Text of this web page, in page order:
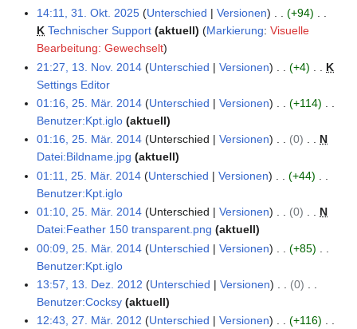
3
O
b
0
14:11, 31. Okt. 2025 Unterschied Versionen
+94
K Technischer Support
K
e
i
n
e
B
e
a
r
b
e
aktuell Markierung:Visuelle
Bearbeitung: Gewechselt
1
o
e
b
21:27, 13. Nov. 2014 Unterschied Versionen +4
K
Settings Editor
K
e
i
n
e
B
e
a
r
b
2
ä
0
4
01:16, 25. Mär. 2014 Unterschied Versionen
+114
Benutzer:Kpt.iglo
K
e
i
n
e
B
e
a
r
b
aktuell
01:16, 25. Mär. 2014
Unterschied Versionen 0
N
Datei:Bildname.jpg
K
e
i
n
e
B
e
a
r
aktuell
01:11, 25. Mär. 2014
Unterschied Versionen
+44
Benutzer:Kpt.iglo
K
e
i
n
e
B
e
01:10, 25. Mär. 2014 Unterschied Versionen 0
N
Datei:Feather 150 transparent.png
K
e
i
n
e
aktuell
00:09, 25. Mär. 2014
Unterschied Versionen
+85
Benutzer:Kpt.iglo
K
e
i
1
13:57, 13. Dez. 2012 Unterschied Versionen
0
Benutzer:Cocksy
K
aktuell
2
12:43, 27. Mär. 2012 Unterschied Versionen
+116